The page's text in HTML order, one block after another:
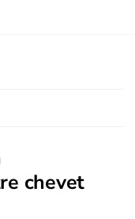
chevet